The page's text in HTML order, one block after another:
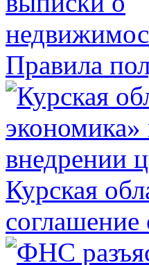
Правила
Курская